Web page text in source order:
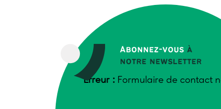
Abonnez-vous à
notre newsletter
Erreur : Formulaire de contact